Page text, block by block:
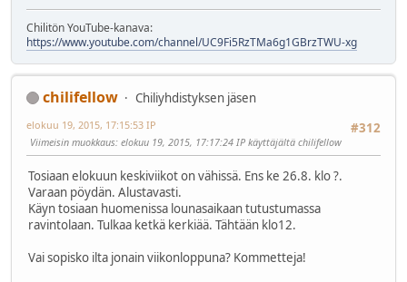
Chilitön YouTube-kanava:
https://www.youtube.com/channel/UC9Fi5RzTMa6g1GBrzTWU-xg
chilifellow
Chiliyhdistyksen jäsen
#312
elokuu 19, 2015, 17:15:53 IP
Viimeisin muokkaus: elokuu 19, 2015, 17:17:24 IP käyttäjältä chilifellow
Tosiaan elokuun keskiviikot on vähissä. Ens ke 26.8. klo ?.
Varaan pöydän. Alustavasti.
Käyn tosiaan huomenissa lounasaikaan tutustumassa
ravintolaan. Tulkaa ketkä kerkiää. Tähtään klo12.
Vai sopisko ilta jonain viikonloppuna? Kommetteja!